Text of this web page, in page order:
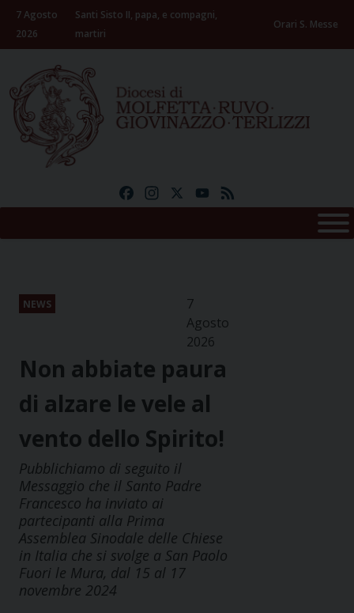
Skip
content
7 Agosto
2026
Santi Sisto II, papa, e compagni,
martiri
Orari S. Messe
FacebookInstagramYouTube
NEWS
7
Agosto
2026
Non abbiate paura
di alzare le vele al
vento dello Spirito!
Pubblichiamo di seguito il
Messaggio che il Santo Padre
Francesco ha inviato ai
partecipanti alla Prima
Assemblea Sinodale delle Chiese
in Italia che si svolge a San Paolo
Fuori le Mura, dal 15 al 17
novembre 2024